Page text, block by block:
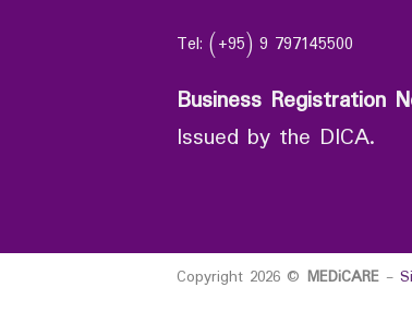
Tel: (+95) 9 797145500
Business Registration
Issued by the DICA.
Copyright 2026 © MEDiCARE -